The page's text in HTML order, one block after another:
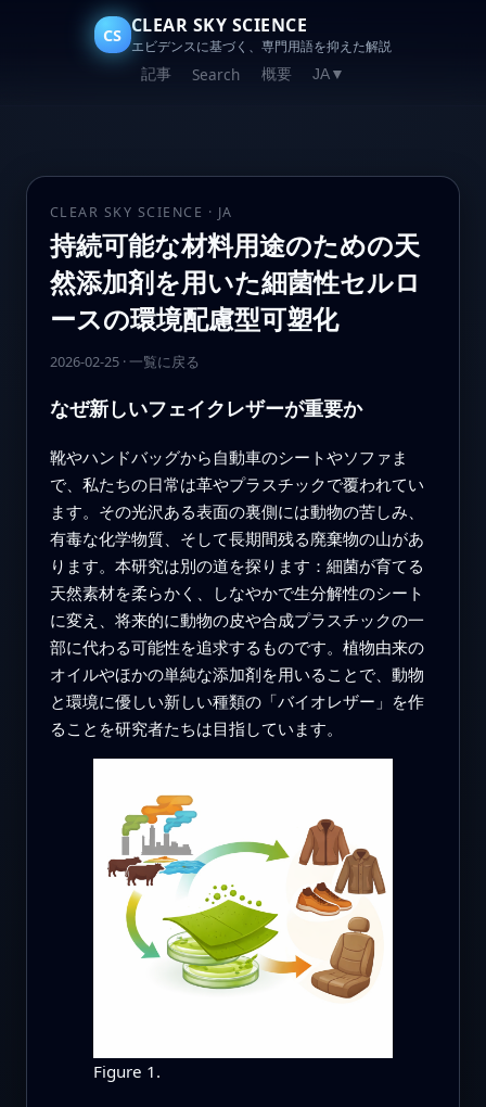
CS CLEAR SKY SCIENCE
エビデンスに基づく、専門用語を抑えた解説
記事 Search 概要 JA▼
CLEAR SKY SCIENCE · JA
持続可能な材料用途のための天
然添加剤を用いた細菌性セルロ
ースの環境配慮型可塑化
2026-02-25· 一覧に戻る
なぜ新しいフェイクレザーが重要か
靴やハンドバッグから自動車のシートやソファま
で、私たちの日常は革やプラスチックで覆われてい
ます。その光沢ある表面の裏側には動物の苦しみ、
有毒な化学物質、そして長期間残る廃棄物の山があ
ります。本研究は別の道を探ります：細菌が育てる
天然素材を柔らかく、しなやかで生分解性のシート
に変え、将来的に動物の皮や合成プラスチックの一
部に代わる可能性を追求するものです。植物由来の
オイルやほかの単純な添加剤を用いることで、動物
と環境に優しい新しい種類の「バイオレザー」を作
ることを研究者たちは目指しています。
Figure 1.